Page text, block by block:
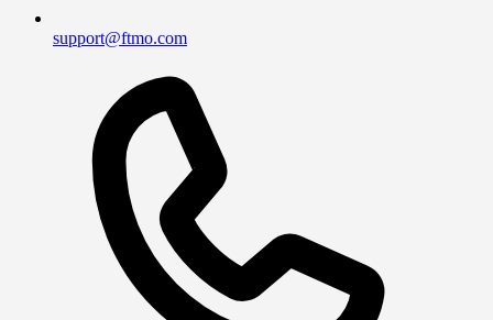
support@ftmo.com